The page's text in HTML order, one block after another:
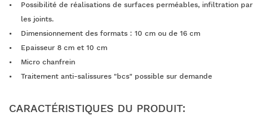
Possibilité de réalisations de surfaces perméables, infiltration par
les joints.
Dimensionnement des formats : 10 cm ou de 16 cm
Epaisseur 8 cm et 10 cm
Micro chanfrein
Traitement anti-salissures "bcs" possible sur demande
CARACTÉRISTIQUES DU PRODUIT: